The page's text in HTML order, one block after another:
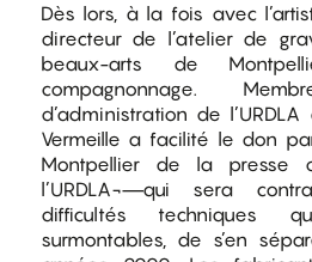
Dès lors, à la fois avec
directeur de l’atelier de
beaux-arts de
compagnonnage.
d’administration de
Vermeille a facilité le don
Montpellier de la presse
l’URDLA¬—qui sera
difficultés techniques
surmontables, de s’en